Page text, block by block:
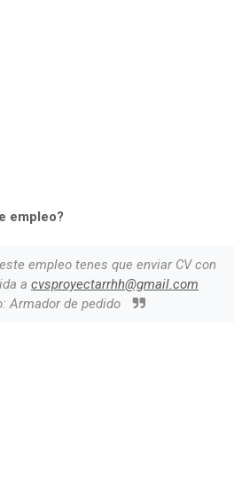
empleo?
empleo tenes que enviar CV con
a cvsproyectarrhh@gmail.com
Armador de pedido